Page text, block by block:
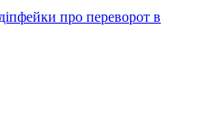
про переворот в